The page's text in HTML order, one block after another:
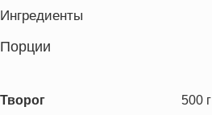
Ингредиенты
Порции
Творог 500 г